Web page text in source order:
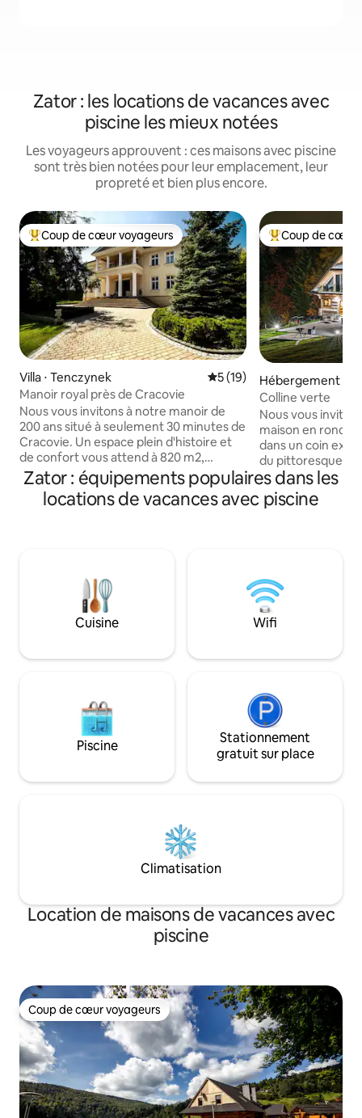
Zator : les locations de vacances avec
piscine les mieux notées
Les voyageurs approuvent : ces maisons avec piscine
sont très bien notées pour leur emplacement, leur
propreté et bien plus encore.
Coups de cœur voyageurs les plus appréciés
Coup de cœur voyageurs
Villa ⋅ Tenczynek Évaluation moyenne sur la
5 (19)
Manoir royal près de Cracovie
Nous vous invitons à notre manoir de
200 ans situé à seulement 30 minutes de
Cracovie. Un espace plein d'histoire et
de confort vous attend à 820 m2,
entouré d'un terrain d'hectare avec un
immense jardin, parfait pour se
détendre. À proximité se trouvent le
famille ou un rassemblement entre
amis. Découvrez le charme de ce coin
extraordinaire et ressentez la magie du
passé ! Au plaisir de vous accueillir !
Coups de cœur
Coup de cœur
Hébergement ⋅
Colline verte
Nous vous
maison en
dans un coin
du pittoresque
combine la
en bois avec la
fonctionnalité et
intimité et
vous permet
environnante
Détendez-vous
Zator : équipements populaires dans les
locations de vacances avec piscine
Cuisine Wifi
Piscine
Stationnement
gratuit sur place
Climatisation
Location de maisons de vacances avec
piscine
Coup de cœur voyageurs
Coup de cœur voyageurs